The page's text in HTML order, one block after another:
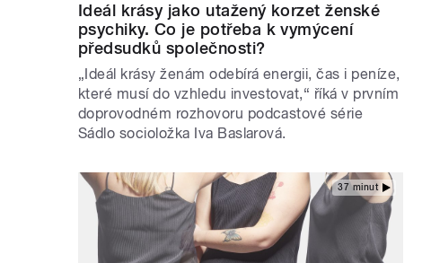
Ideál krásy jako utažený korzet ženské
psychiky. Co je potřeba k vymýcení
předsudků společnosti?
„Ideál krásy ženám odebírá energii, čas i peníze,
které musí do vzhledu investovat,“ říká v prvním
doprovodném rozhovoru podcastové série
Sádlo socioložka Iva Baslarová.
37 minut